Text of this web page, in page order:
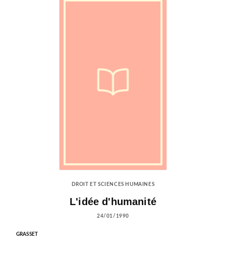
DROIT ET SCIENCES HUMAINES
L'idée d'humanité
24/01/1990
GRASSET